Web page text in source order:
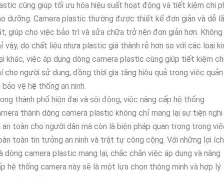
cũng giúp tối ưu hóa hiệu suất hoạt động và tiết kiệm chi
dưỡng. Camera plastic thường được thiết kế đơn giản và dễ
giúp cho việc bảo trì và sửa chữa trở nên đơn giản hơn. Không
vậy, do chất liệu nhựa plastic giá thành rẻ hơn so với các loại
khác, việc áp dụng dòng camera plastic cũng giúp tiết kiệm
cho người sử dụng, đồng thời gia tăng hiệu quả trong việc
bảo vệ hệ thống an ninh.
thành phố hiện đại và sôi động, việc nâng cấp hệ thống
thành dòng camera plastic không chỉ mang lại sự tiện nghi
an toàn cho người dân mà còn là biện pháp quan trọng trong
toàn tin tưởng an ninh và trật tự công cộng. Với những lợi ích
dòng camera plastic mang lại, chắc chắn việc áp dụng và nâng
hệ thống camera này sẽ là một lựa chọn thông minh và hợp lý